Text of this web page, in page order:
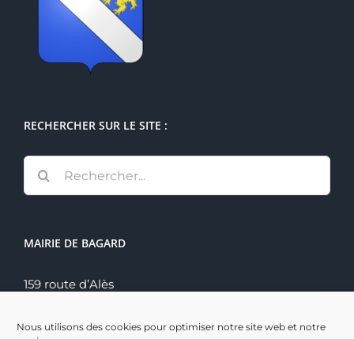
Nous utilisons des cookies pour optimiser notre site web et notre
RECHERCHER SUR LE SITE :
MAIRIE DE BAGARD
159 route d’Alès
Tél. : 04 66 60 70 22